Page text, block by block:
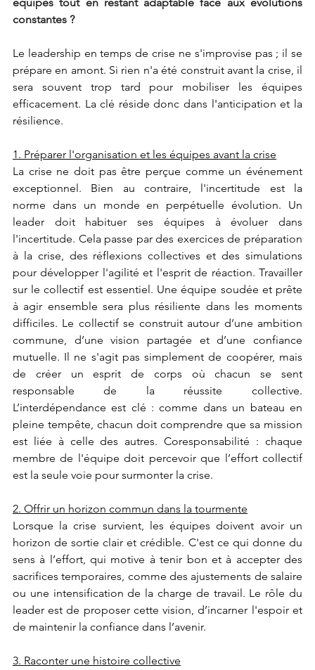
constantes ?
Le leadership en temps de crise ne s'improvise pas ; il se
prépare en amont. Si rien n'a été construit avant la crise, il
sera souvent trop tard pour mobiliser les équipes
efficacement. La clé réside donc dans l'anticipation et la
résilience.
1. Préparer l'organisation et les équipes avant la crise
La crise ne doit pas être perçue comme un événement
exceptionnel. Bien au contraire, l'incertitude est la
norme dans un monde en perpétuelle évolution. Un
leader doit habituer ses équipes à évoluer dans
l'incertitude. Cela passe par des exercices de préparation
à la crise, des réflexions collectives et des simulations
pour développer l'agilité et l'esprit de réaction. Travailler
sur le collectif est essentiel. Une équipe soudée et prête
à agir ensemble sera plus résiliente dans les moments
difficiles. Le collectif se construit autour d’une ambition
commune, d’une vision partagée et d’une confiance
mutuelle. Il ne s'agit pas simplement de coopérer, mais
de créer un esprit de corps où chacun se sent
responsable de la réussite collective.
L’interdépendance est clé : comme dans un bateau en
pleine tempête, chacun doit comprendre que sa mission
est liée à celle des autres. Coresponsabilité : chaque
membre de l'équipe doit percevoir que l’effort collectif
est la seule voie pour surmonter la crise.
2. Offrir un horizon commun dans la tourmente
Lorsque la crise survient, les équipes doivent avoir un
horizon de sortie clair et crédible. C'est ce qui donne du
sens à l’effort, qui motive à tenir bon et à accepter des
sacrifices temporaires, comme des ajustements de salaire
ou une intensification de la charge de travail. Le rôle du
leader est de proposer cette vision, d’incarner l'espoir et
de maintenir la confiance dans l’avenir.
3. Raconter une histoire collective